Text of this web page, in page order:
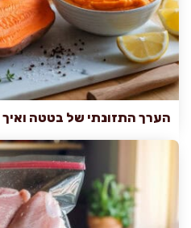
הערך התזונתי של בטטה ואיך